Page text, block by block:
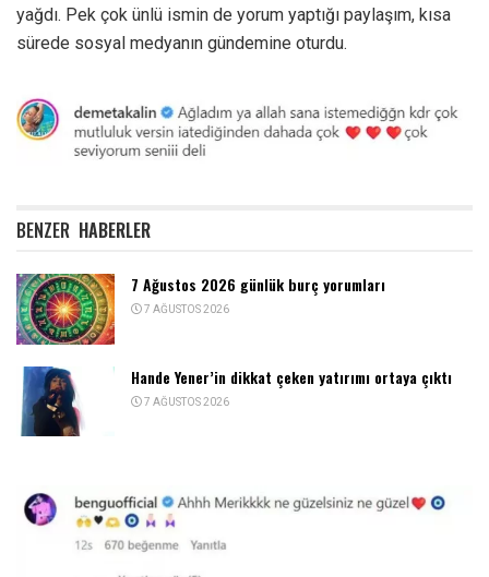
yağdı. Pek çok ünlü ismin de yorum yaptığı paylaşım, kısa
sürede sosyal medyanın gündemine oturdu.
BENZER HABERLER
7 Ağustos 2026 günlük burç yorumları
7 AĞUSTOS 2026
Hande Yener’in dikkat çeken yatırımı ortaya çıktı
7 AĞUSTOS 2026